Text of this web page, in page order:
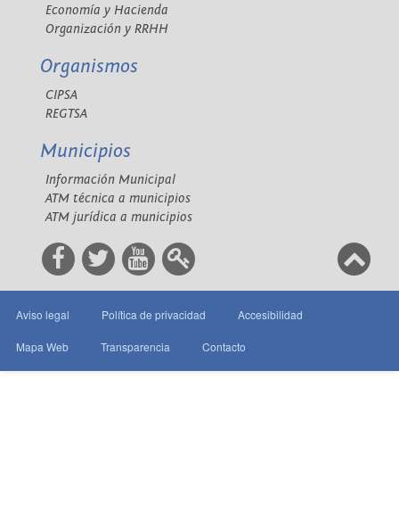
Economía y Hacienda
Organización y RRHH
Organismos
CIPSA
REGTSA
Municipios
Información Municipal
ATM técnica a municipios
ATM jurídica a municipios
Aviso legal Política de privacidad Accesibilidad
Mapa Web Transparencia Contacto